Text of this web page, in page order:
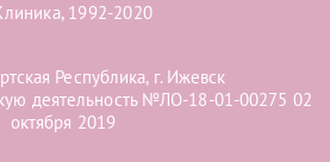
1992-2020
Республика, г. Ижевск
деятельность №ЛО-18-01-00275 02
октября 2019